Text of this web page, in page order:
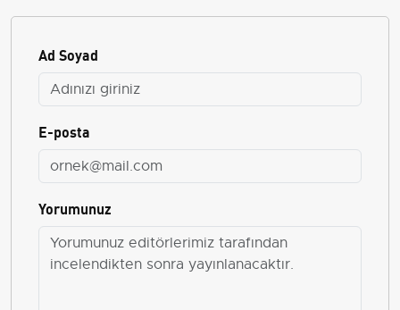
Ad Soyad
E-posta
Yorumunuz